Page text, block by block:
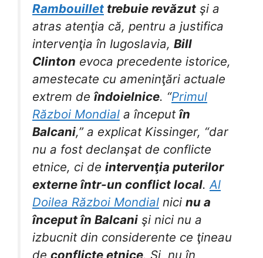
Rambouillet trebuie revăzut şi a
atras atenţia că, pentru a justifica
intervenţia în Iugoslavia, Bill
Clinton evoca precedente istorice,
amestecate cu ameninţări actuale
extrem de îndoielnice. “Primul
Război Mondial a început în
Balcani,” a explicat Kissinger, “dar
nu a fost declanşat de conflicte
etnice, ci de intervenţia puterilor
externe într-un conflict local. Al
Doilea Război Mondial nici nu a
început în Balcani şi nici nu a
izbucnit din considerente ce ţineau
de conflicte etnice. Şi, nu în